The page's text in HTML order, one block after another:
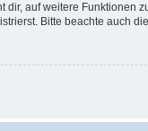
auf weitere Funktionen
Bitte beachte auch